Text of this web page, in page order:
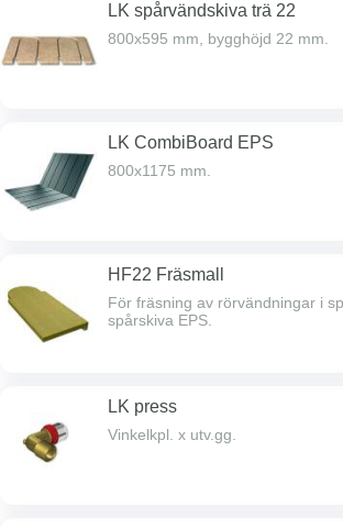
LK spårvändskiva trä 22
800x595 mm, bygghöjd 22 mm.
LK CombiBoard EPS
800x1175 mm.
HF22 Fräsmall
För fräsning av rörvändningar i
spårskiva EPS.
LK press
Vinkelkpl. x utv.gg.